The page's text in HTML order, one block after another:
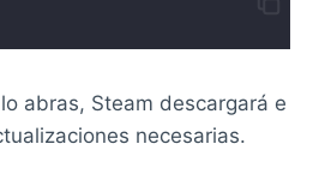
abras, Steam descargará e
necesarias.